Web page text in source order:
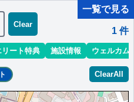
ア)ホテル特典攻略
一覧で見る
Clear
1 件
ート特典 施設情報 ウェルカム
ClearAll